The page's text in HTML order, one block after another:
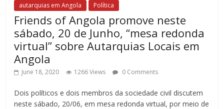
autarquias em Angola Política
Friends of Angola promove neste
sábado, 20 de Junho, “mesa redonda
virtual” sobre Autarquias Locais em
Angola
June 18, 2020 1266 Views 0 Comments
Dois políticos e dois membros da sociedade civil discutem
neste sábado, 20/06, em mesa redonda virtual, por meio de